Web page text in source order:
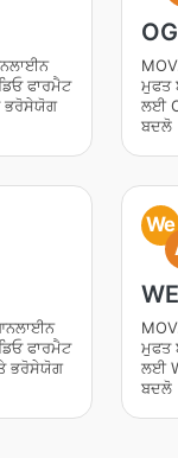
ਫਾਰਮੈਟ
ਭਰੋਸੇਯੋਗ
ਮੁਫਤ
ਲਈ
ਬਦਲੋ
ਫਾਰਮੈਟ
ਭਰੋਸੇਯੋਗ
We
ਮੁਫਤ
ਲਈ
ਬਦਲੋ